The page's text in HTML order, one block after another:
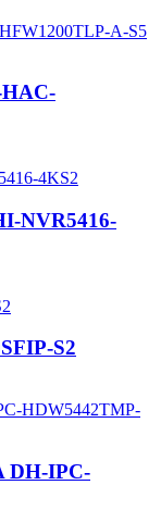
NVR5416-
S2
DH-IPC-